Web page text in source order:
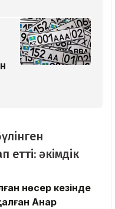
етті: әкімдік
нөсер кезінде
Анар